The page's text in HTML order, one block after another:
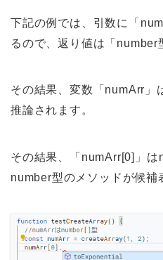
下記の例では、引数に「
るので、返り値は「number
その結果、変数「numArr」
推論されます。
その結果、「numArr[0]」は
number型のメソッドが候補